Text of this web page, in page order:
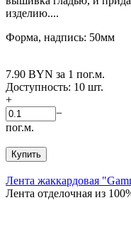
изделию....
Форма, надпись: 50мм
7.90 BYN за 1 пог.м.
Доступность: 10 шт.
+
−
пог.м.
Купить
Лента жаккардовая
Лента отделочная из